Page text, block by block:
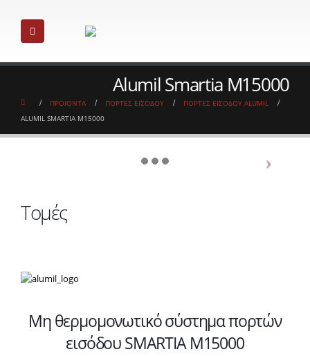
Alumil Smartia M15000
ΠΡΟΙΟΝΤΑ ΠΟΡΤΕΣ ΕΙΣΟΔΟΥ
ΠΟΡΤΕΣ ΕΙΣΟΔΟΥ ALUMIL
ALUMIL SMARTIA M15000
Τομές
Μη θερμομονωτικό σύστημα πορτών
εισόδου SMARTIA M15000